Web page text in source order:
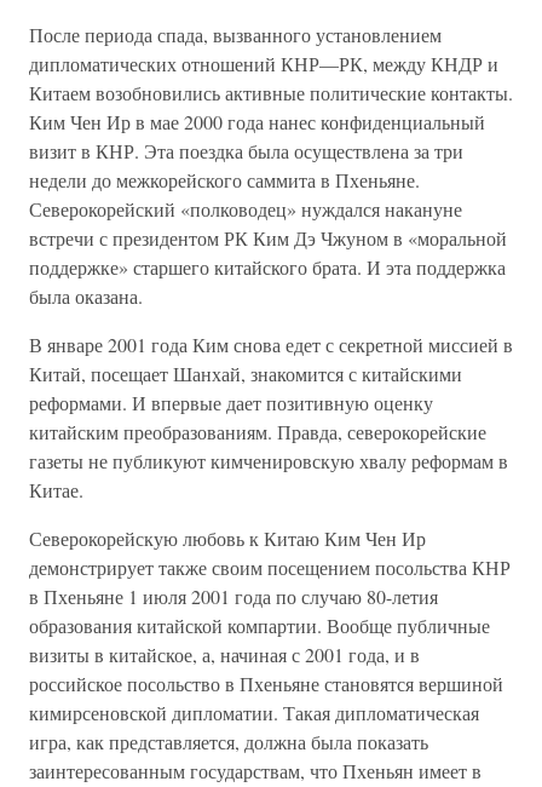
После периода спада, вызванного установлением
дипломатических отношений КНР—РК, между КНДР и
Китаем возобновились активные политические контакты.
Ким Чен Ир в мае 2000 года нанес конфиденциальный
визит в КНР. Эта поездка была осуществлена за три
недели до межкорейского саммита в Пхеньяне.
Северокорейский «полководец» нуждался накануне
встречи с президентом РК Ким Дэ Чжуном в «моральной
поддержке» старшего китайского брата. И эта поддержка
была оказана.
В январе 2001 года Ким снова едет с секретной миссией в
Китай, посещает Шанхай, знакомится с китайскими
реформами. И впервые дает позитивную оценку
китайским преобразованиям. Правда, северокорейские
газеты не публикуют кимченировскую хвалу реформам в
Китае.
Северокорейскую любовь к Китаю Ким Чен Ир
демонстрирует также своим посещением посольства КНР
в Пхеньяне 1 июля 2001 года по случаю 80-летия
образования китайской компартии. Вообще публичные
визиты в китайское, а, начиная с 2001 года, и в
российское посольство в Пхеньяне становятся вершиной
кимирсеновской дипломатии. Такая дипломатическая
игра, как представляется, должна была показать
заинтересованным государствам, что Пхеньян имеет в